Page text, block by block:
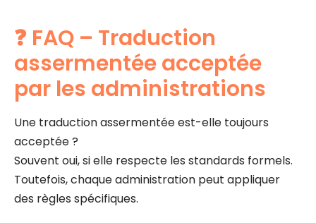
❓ FAQ – Traduction
assermentée acceptée
par les administrations
Une traduction assermentée est-elle toujours
acceptée ?
Souvent oui, si elle respecte les standards formels.
Toutefois, chaque administration peut appliquer
des règles spécifiques.